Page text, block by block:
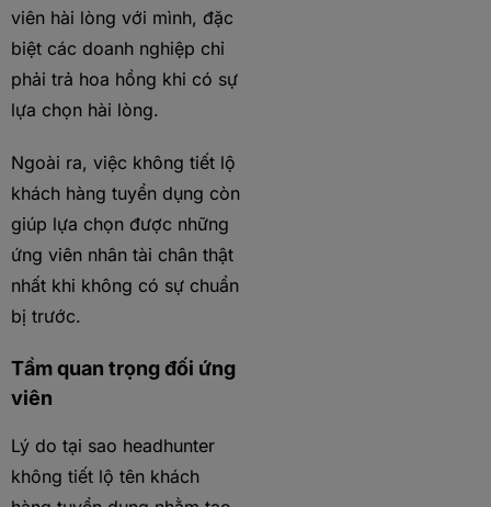
viên hài lòng với mình, đặc
biệt các doanh nghiệp chỉ
phải trả hoa hồng khi có sự
lựa chọn hài lòng.
Ngoài ra, việc không tiết lộ
khách hàng tuyển dụng còn
giúp lựa chọn được những
ứng viên nhân tài chân thật
nhất khi không có sự chuẩn
bị trước.
Tầm quan trọng đối ứng
viên
Lý do tại sao headhunter
không tiết lộ tên khách